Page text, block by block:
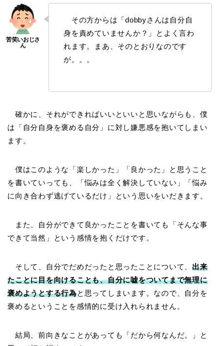
その方からは「dobbyさんは自分自
身を責めていませんか？」とよく言わ
れます。まあ、そのとおりなのです
が。。。
確かに、それができればいいといいと思いながらも、僕
は「自分自身を褒める自分」に対し嫌悪感を抱いてしまい
ます。
僕はこのような「楽しかった」「良かった」と思うこと
を書いていっても、「悩みは全く解決していない」「悩み
に向き合わず逃げているだけ」という思いをいだきます。
また、自分ができて良かったことを書いても「そんな事
できて当然」という感情を抱くだけです。
そして、自分でだめだったと思ったことについて、出来
たことに目を向けることも、自分に嘘をついてまで無理に
褒めようとする行為と思ってしまいます。なので、自分を
褒めるということを感情的に受け入れられません。
結局、前向きなことがあっても「だから何なんだ。」と